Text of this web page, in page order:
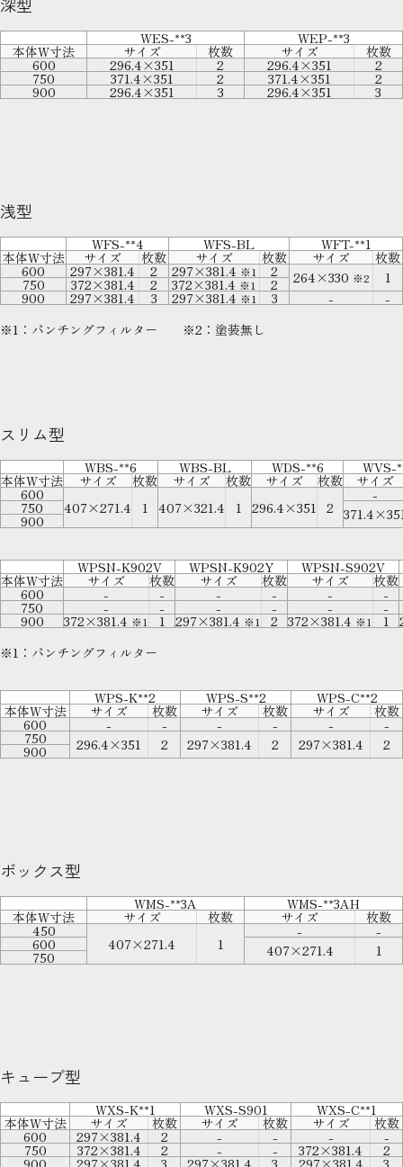
WES-**3 WEP-**3
本体W寸法 サイズ 枚数 サイズ 枚数
600 296.4×351 2 296.4×351 2
750 371.4×351 2 371.4×351 2
900 296.4×351 3 296.4×351 3
浅型
WFS-**4 WFS-BL WFT-**1
本体W寸法 サイズ 枚数 サイズ 枚数 サイズ 枚数
600 297×381.4 2 297×381.4 ※1 2 264×330 ※2 1
750 372×381.4 2 372×381.4 ※1 2
900 297×381.4 3 297×381.4 ※1 3 -
-
※1：パンチングフィルター ※2：塗装無し
スリム型
WBS-**6 WBS-BL WDS-**6 WVS-
本体W寸法 サイズ 枚数 サイズ 枚数 サイズ 枚数 サイズ
600
407×271.4 1 407×321.4 1 296.4×351 2
-
750
900
WPSN-K902V WPSN-K902Y WPSN-S902V
本体W寸法 サイズ 枚数 サイズ 枚数 サイズ 枚数
600 - - - - - -
750 - - - - - -
900 372×381.4 ※1 1 297×381.4 ※1 2 372×381.4 ※1 1
※1：パンチングフィルター
WPS-K**2 WPS-S**2 WPS-C**2
本体W寸法 サイズ 枚数 サイズ 枚数 サイズ 枚数
600 - - - - - -
750 296.4×351 2 297×381.4 2 297×381.4 2
900
ボックス型
WMS-**3A WMS-**3AH
本体W寸法 サイズ 枚数 サイズ 枚数
450
407×271.4 1
- -
600 407×271.4 1
750
キューブ型
WXS-K**1 WXS-S901 WXS-C**1
本体W寸法 サイズ 枚数 サイズ 枚数 サイズ 枚数
600 297×381.4 2 - - - -
750 372×381.4 2 - - 372×381.4 2
900 297×381.4 3 297×381.4 3 297×381.4 3